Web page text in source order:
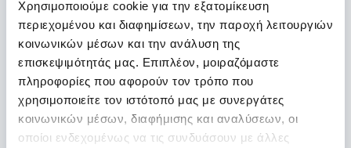
Χρησιμοποιούμε cookie για την εξατομίκευση
περιεχομένου και διαφημίσεων, την παροχή λειτουργιών
κοινωνικών μέσων και την ανάλυση της
επισκεψιμότητάς μας. Επιπλέον, μοιραζόμαστε
πληροφορίες που αφορούν τον τρόπο που
χρησιμοποιείτε τον ιστότοπό μας με συνεργάτες
κοινωνικών μέσων, διαφήμισης και αναλύσεων, οι
οποίοι ενδεχομένως να τις συνδυάσουν με άλλες
ΓΕΝΙΚΗ ΚΛΙΝΙΚΗ
ΙΑΣΩ Γενική Κλινική: Επιστημονική
Διημερίδα «Γυναικολογικές νεοπλασίες και
νεοπλασίες ουροποιητικού και μαστού:
Θεραπευτικά διλήμματα και νεότερα
δεδομένα από το ESMO 2026»